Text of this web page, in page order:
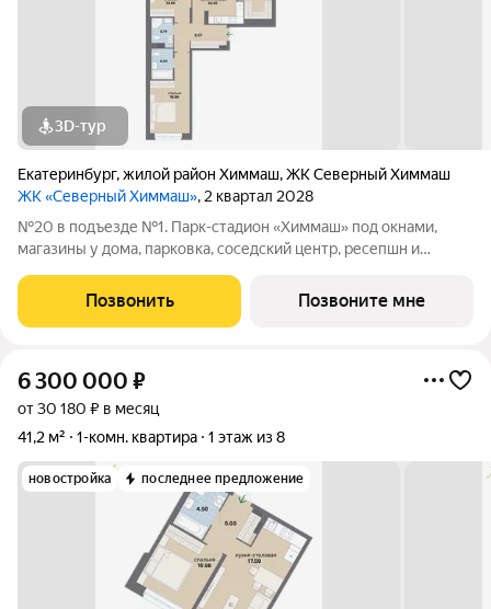
3D-тур
Екатеринбург,жилой район Химмаш,ЖК Северный Химмаш
ЖК «Северный Химмаш», 2 квартал 2028
№20 в подъезде №1. Парк-стадион «Химмаш» под окнами,
магазины у дома, парковка, соседский центр, ресепшн и
Северном Химмаше это комфортные дома со всей
необходимой для жизни инфраструктурой,
Позвонить Позвоните мне
6 300 000 ₽
от 30 180 ₽ в месяц
41,2 м²
1-комн. квартира 1 этаж из 8
новостройка последнее предложение